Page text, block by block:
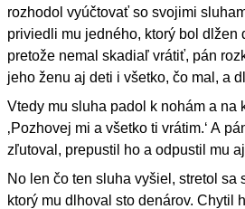
rozhodol vyúčtovať so svojimi
priviedli mu jedného, ktorý bol dlžen
pretože nemal skadiaľ vrátiť, pán
jeho ženu aj deti i všetko, čo mal, a
Vtedy mu sluha padol k nohám a na
‚Pozhovej mi a všetko ti vrátim.‘ A
zľutoval, prepustil ho a odpustil mu
No len čo ten sluha vyšiel, stretol sa
ktorý mu dlhoval sto denárov. Chytil